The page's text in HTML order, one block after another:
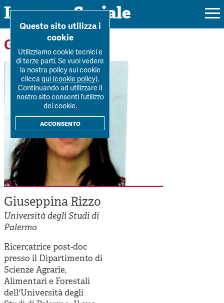
Impresa Sociale
Rivista
Ultimo numero
La Rivista
Submission
Colophon
Autori
Archivio
Argomenti
Forum
Tutti gli articoli
Autori
Argomenti
Dossier
Tutti i dossier
Workshop Impresa Sociale 2021
Impresa sociale, reciprocità e sostenibilità
Innovazione sociale
Cooperative di comunità
Impresa sociale e democrazia
Acini di fuoco - Dossier Mezzogiorno
Valutazione e dintorni
Chi siamo
Contatti
Sostienici
Home Giuseppina Rizzo
Gli autori
Giuseppina Rizzo
Università degli Studi di
Palermo
Ricercatrice post-doc
presso il Dipartimento di
Scienze Agrarie,
Alimentari e Forestali
dell'Università degli
Questo sito utilizza i
cookie
Utilizziamo cookie tecnici e
di terze parti. Se vuoi vedere
la nostra policy sui cookie
cliccaqui (cookie policy).
Continuando ad utilizzare il
nostro sito consenti l’utilizzo
dei cookie.
acconsento